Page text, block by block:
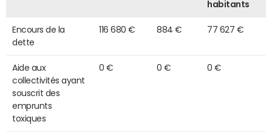
habitants
Encours de la
dette
116 680 € 884 € 77 627 €
Aide aux
collectivités ayant
souscrit des
emprunts
toxiques
0 € 0 € 0 €